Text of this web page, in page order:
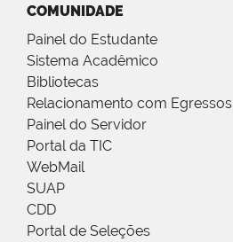
COMUNIDADE
Painel do Estudante
Sistema Acadêmico
Bibliotecas
Relacionamento com Egressos
Painel do Servidor
Portal da TIC
WebMail
SUAP
CDD
Portal de Seleções